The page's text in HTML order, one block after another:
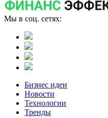
Мы в соц. сетях:
Бизнес идеи
Новости
Технологии
Тренды